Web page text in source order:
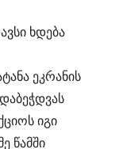
ხდება
ეკრანის
იგი
წამში